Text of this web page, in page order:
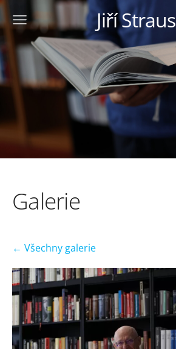
Jiří Straus
Galerie
Všechny galerie